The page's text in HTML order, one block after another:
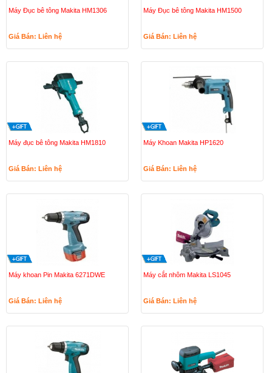
Máy Đục bê tông Makita HM1306
Giá Bán: Liên hệ
Máy Đục bê tông Makita HM1500
Giá Bán: Liên hệ
Máy đục bê tông Makita HM1810
Giá Bán: Liên hệ
Máy Khoan Makita HP1620
Giá Bán: Liên hệ
Máy khoan Pin Makita 6271DWE
Giá Bán: Liên hệ
Máy cắt nhôm Makita LS1045
Giá Bán: Liên hệ